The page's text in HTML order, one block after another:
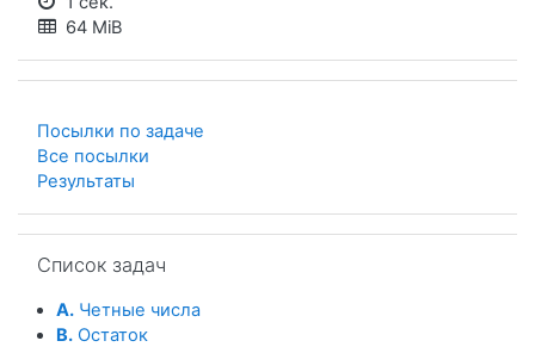
64 MiB
Посылки по задаче
Все посылки
Результаты
Список задач
A. Четные числа
B. Остаток